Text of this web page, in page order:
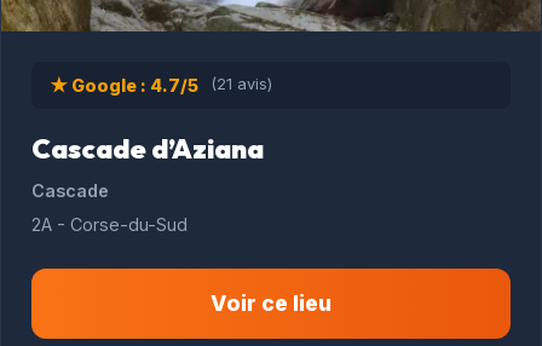
★ Google : 4.7/5 (21 avis)
Cascade d’Aziana
Cascade
2A - Corse-du-Sud
Voir ce lieu